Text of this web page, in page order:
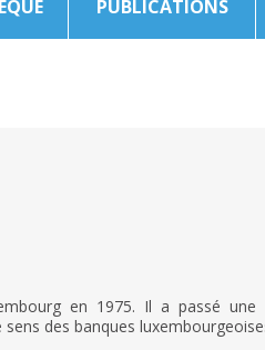
PUBLICATIONS
en 1975. Il a passé
des banques